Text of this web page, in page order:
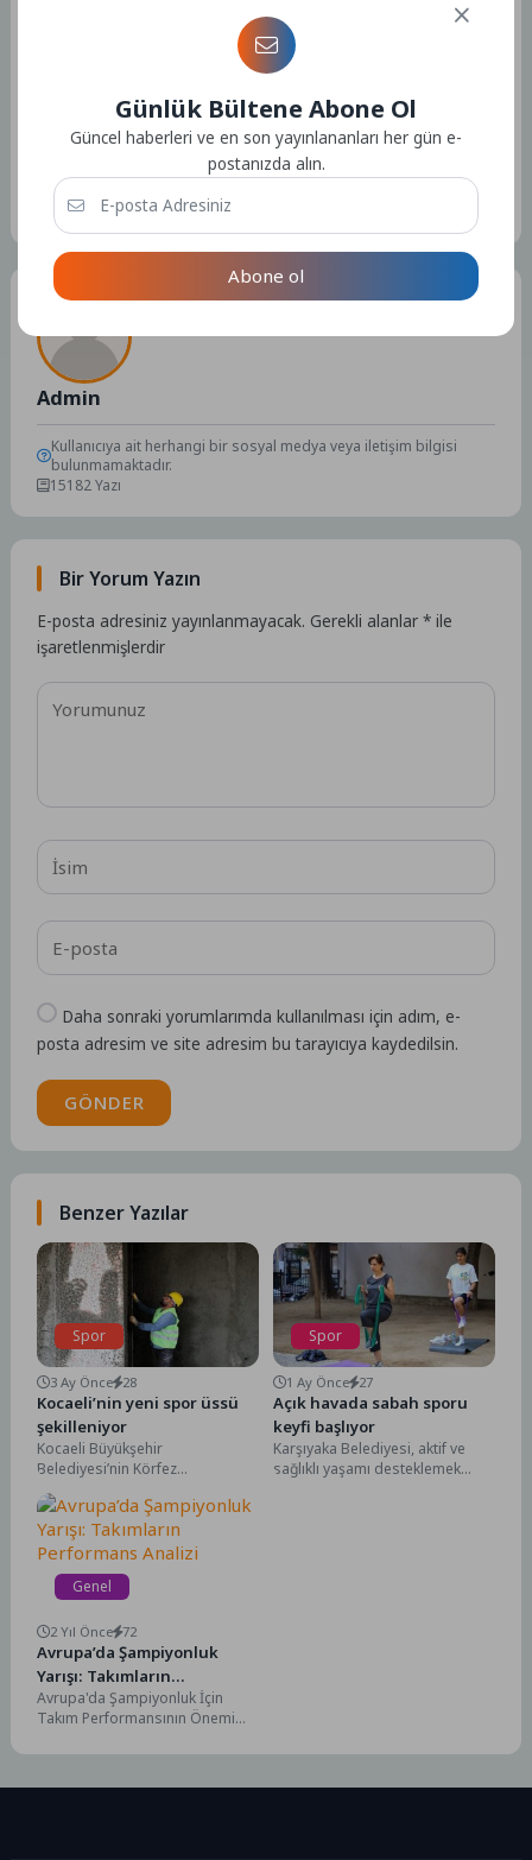
Kaynak: (BYZHA) Beyaz Haber Ajansı
Admin
Tüm Yazılar
Kullanıcıya ait herhangi bir sosyal medya veya iletişim bilgisi
bulunmamaktadır.
15182 Yazı
Bir Yorum Yazın
E-posta adresiniz yayınlanmayacak. Gerekli alanlar* ile
işaretlenmişlerdir
Daha sonraki yorumlarımda kullanılması için adım, e-
posta adresim ve site adresim bu tarayıcıya kaydedilsin.
GÖNDER
Benzer Yazılar
Spor
3 Ay Önce 28
Kocaeli’nin yeni spor üssü
şekilleniyor
Kocaeli Büyükşehir
Belediyesi’nin Körfez
Sevindikli’de inşa ettiği dev spor
tesisinde çalışmalar hız
kesmeden devam ediyor....
Spor
1 Ay Önce 27
Açık havada sabah sporu
keyfi başlıyor
Karşıyaka Belediyesi, aktif ve
sağlıklı yaşamı desteklemek
Genel
2 Yıl Önce 72
Avrupa’da Şampiyonluk
Yarışı: Takımların
Performans Analizi
Avrupa'da Şampiyonluk İçin
Takım Performansının Önemi
yarışında takım performansı,
Günlük Bültene Abone Ol
Güncel haberleri ve en son yayınlananları her gün e-
postanızda alın.
Abone ol